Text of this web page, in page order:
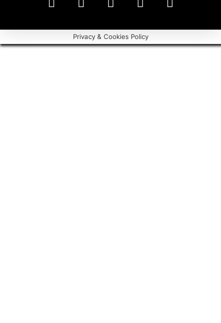
Privacy & Cookies Policy